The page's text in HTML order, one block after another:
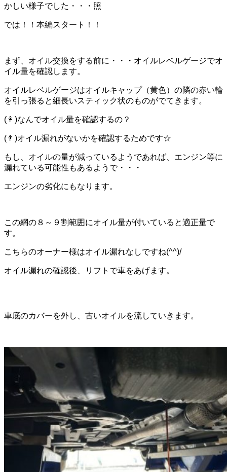
かしい様子でした・・・照
では！！本編スタート！！
まず、オイル交換をする前に・・・オイルレベルゲージでオ
イル量を確認します。
オイルレベルゲージはオイルキャップ（黄色）の隣の赤い輪
を引っ張ると細長いスティック状のものがでてきます。
(👩)なんでオイル量を確認するの？
(👨)オイル漏れがないかを確認するためです☆
もし、オイルの量が減っているようであれば、エンジン等に
漏れている可能性もあるようで・・・
エンジンの劣化にもなります。
この網の８～９割範囲にオイル量が付いていると適正量で
す。
こちらのオーナー様はオイル漏れなしですね(^^)/
オイル漏れの確認後、リフトで車をあげます。
車底のカバーを外し、古いオイルを流していきます。